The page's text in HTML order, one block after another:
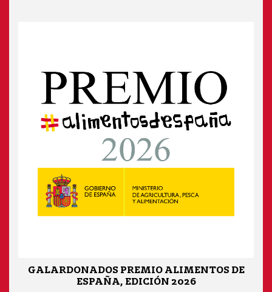
GALARDONADOS PREMIO ALIMENTOS DE
ESPAÑA, EDICIÓN 2026